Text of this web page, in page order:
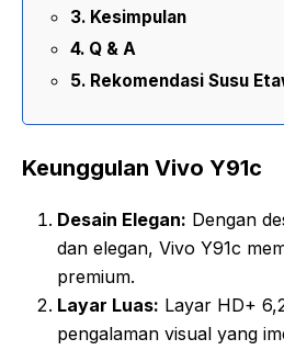
Kesimpulan
Q & A
Rekomendasi Susu
Keunggulan Vivo Y91c
Desain Elegan: Dengan
dan elegan, Vivo Y91c
premium.
Layar Luas: Layar HD+
pengalaman visual yang